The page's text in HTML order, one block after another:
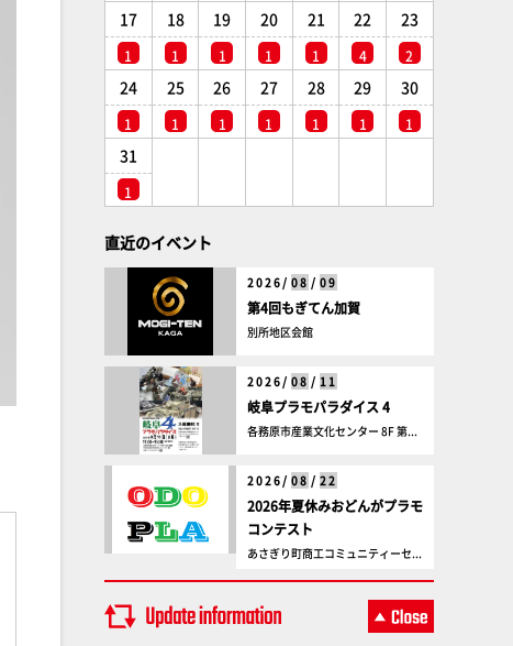
17
1
18
1
19
1
20
1
21
1
22
4
23
2
24
1
25
1
26
1
27
1
28
1
29
1
30
1
31
1
直近のイベント
2026/ 08 / 09
第4回もぎてん加賀
別所地区会館
2026/ 08 / 11
岐阜プラモパラダイス 4
各務原市産業文化センター 8F 第...
2026/ 08 / 22
2026年夏休みおどんがプラモ
コンテスト
あさぎり町商工コミュニティーセ...